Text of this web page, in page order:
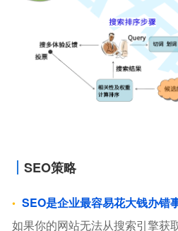
SEO策略
SEO是企业最容易花大钱办错
如果你的网站无法从搜索引擎获